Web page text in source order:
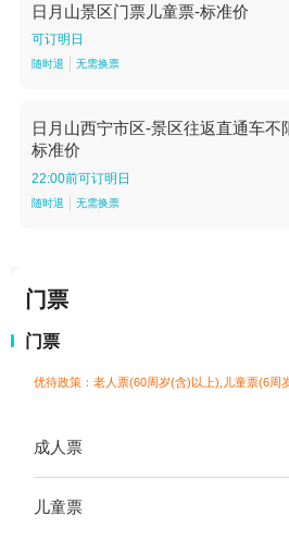
日月山景区门票儿童票-标准价
可订明日
随时退 无需换票
日月山西宁市区-景区往返直通车不
标准价
22:00前可订明日
随时退 无需换票
门票
门票
成人票
儿童票